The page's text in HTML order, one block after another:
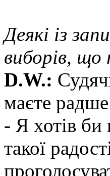
Деякі із
виборів, що
D.W.:
маєте
- Я хотів би
такої